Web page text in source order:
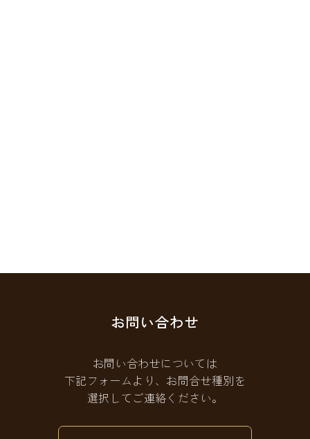
お問い合わせ
お問い合わせについては
下記フォームより、お問合せ種別を
選択してご連絡ください。